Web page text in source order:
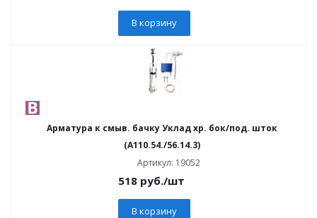
В корзину
Арматура к смыв. бачку Уклад хр. бок/под. шток
(А110.54./56.14.3)
Артикул: 19052
518 руб./шт
В корзину